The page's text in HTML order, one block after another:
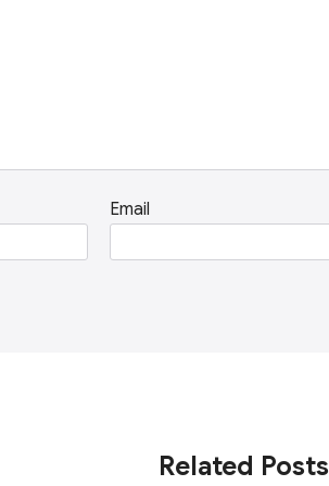
Email
Related Posts